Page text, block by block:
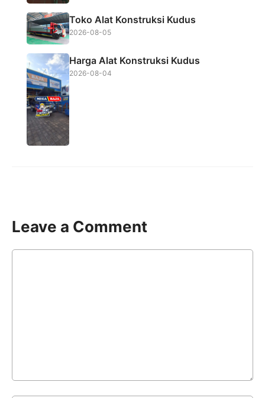
Toko Alat Konstruksi Kudus
2026-08-05
Harga Alat Konstruksi Kudus
2026-08-04
Leave a Comment
Comment